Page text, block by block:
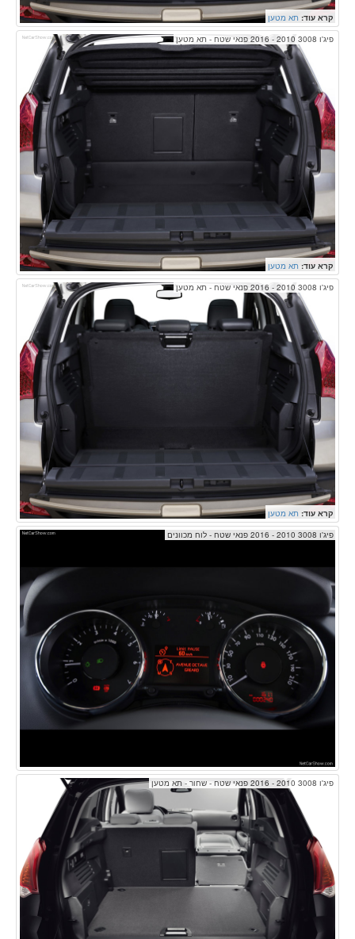
קרא עוד: תא מטען
פיג'ו 3008 2010 - 2016 פנאי שטח - תא מטען
קרא עוד: תא מטען
פיג'ו 3008 2010 - 2016 פנאי שטח - תא מטען
קרא עוד: תא מטען
פיג'ו 3008 2010 - 2016 פנאי שטח - לוח מכוונים
פיג'ו 3008 2010 - 2016 פנאי שטח - שחור - תא מטען